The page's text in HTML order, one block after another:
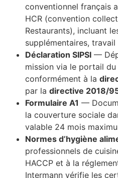
conventionnel français
HCR (convention
Restaurants), incluant
supplémentaires,
Déclaration SIPSI —
mission via le portail
conformément à la
par la directive 2018/
Formulaire A1 —
la couverture sociale
valable 24 mois
Normes d’hygiène
professionnels de
HACCP et à la
Intermann vérifie les